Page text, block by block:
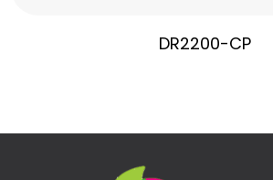
DR2200-CP